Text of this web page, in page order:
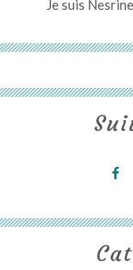
Je suis